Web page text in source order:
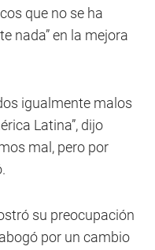
que no se ha
nada” en la mejora
igualmente malos
Latina”, dijo
mal, pero por
su preocupación
por un cambio